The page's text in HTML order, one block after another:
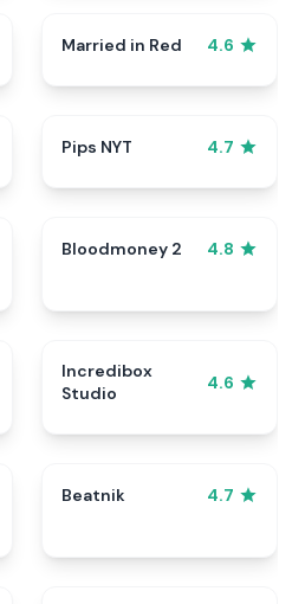
Married in Red 4.6
Pips NYT 4.7
Bloodmoney 2 4.8
Incredibox
Studio
4.6
Beatnik 4.7